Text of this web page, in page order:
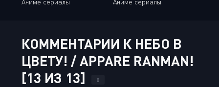
Аниме сериалы Аниме сериалы
КОММЕНТАРИИ К НЕБО В
ЦВЕТУ! / APPARE RANMAN!
[13 ИЗ 13]
0